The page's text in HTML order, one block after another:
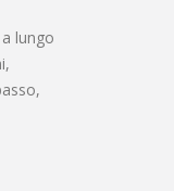
lungo